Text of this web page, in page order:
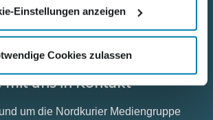
Einstellungen anzeigen
Cookies zulassen
mit uns in Kontakt
um die Nordkurier Mediengruppe